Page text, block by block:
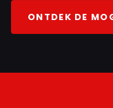
ONTDEK DE